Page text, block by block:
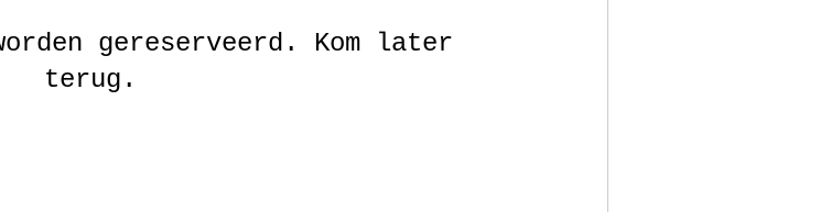
gereserveerd. Kom later
terug.